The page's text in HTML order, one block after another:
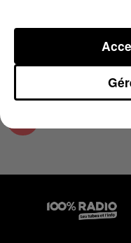
Les infos de l'Aude